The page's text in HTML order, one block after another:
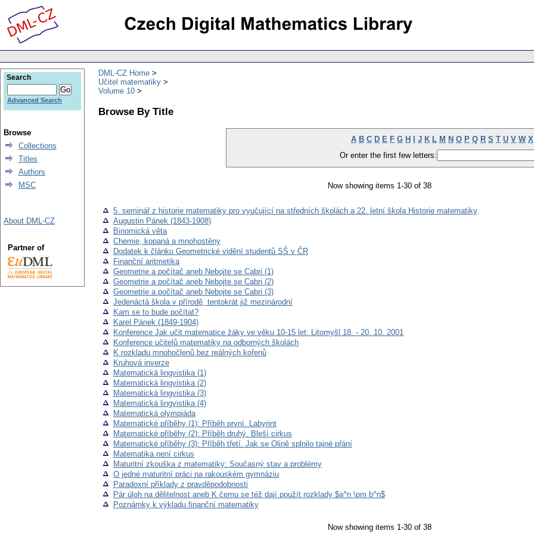
DML-CZ Home
Učitel matematiky
Volume 10
Browse By Title
A B C D E F G H J K L M N O P Q R S T U V W X
Or enter the first few letters:
Now showing items 1-30 of 38
5. seminář z historie matematiky pro vyučující na středních školách a 22. letní škola Historie matematiky
Augustin Pánek (1843-1908)
Binomická věta
Chemie, kopaná a mnohostěny
Dodatek k článku Geometrické vidění studentů SŠ v ČR
Finanční aritmetika
Geometrie a počítač aneb Nebojte se Cabri (1)
Geometrie a počítač aneb Nebojte se Cabri (2)
Geometrie a počítač aneb Nebojte se Cabri (3)
Jedenáctá škola v přírodě, tentokrát již mezinárodní
Kam se to bude počítat?
Karel Pánek (1849-1904)
Konference Jak učit matematice žáky ve věku 10-15 let: Litomyšl 18. - 20. 10. 2001
Konference učitelů matematiky na odborných školách
K rozkladu mnohočlenů bez reálných kořenů
Kruhová inverze
Matematická lingvistika (1)
Matematická lingvistika (2)
Matematická lingvistika (3)
Matematická lingvistika (4)
Matematická olympiáda
Matematické příběhy (1): Příběh první. Labyrint
Matematické příběhy (2): Příběh druhý. Bleší cirkus
Matematické příběhy (3): Příběh třetí. Jak se Olině splnilo tajné přání
Matematika není cirkus
Maturitní zkouška z matematiky: Současný stav a problémy
O jedné maturitní práci na rakouském gymnáziu
Paradoxní příklady z pravděpodobnosti
Pár úloh na dělitelnost aneb K čemu se též dají použít rozklady $a^n \pm b^n$
Poznámky k výkladu finanční matematiky
Now showing items 1-30 of 38
Search
Advanced Search
Browse
Collections
Titles
Authors
MSC
About DML-CZ
Partner of